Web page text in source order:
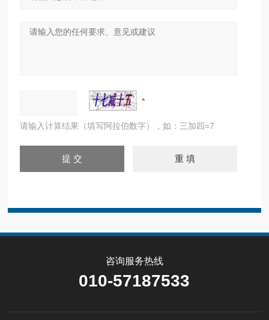
请输入计算结果（填写阿拉伯数字），如：三加四=7
咨询服务热线
010-57187533